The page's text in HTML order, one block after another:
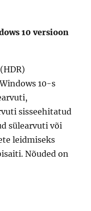
10 versioon
10-s
sisseehitatud
sülearvuti või
leidmiseks
Nõuded on